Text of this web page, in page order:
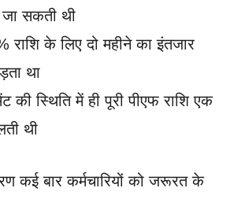
जा सकती थी
राशि के लिए दो महीने का इंतजार
था
की स्थिति में ही पूरी पीएफ राशि एक
थी
कई बार कर्मचारियों को जरूरत के